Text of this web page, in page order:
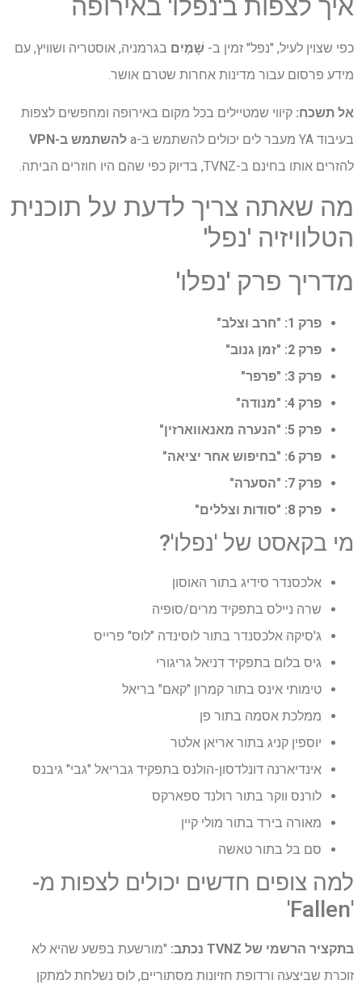
איך לצפות ב'נפלו' באירופה
כפי שצוין לעיל, "נפל" זמין ב- שָׁמַיִם בגרמניה, אוסטריה ושוויץ, עם
מידע פרסום עבור מדינות אחרות שטרם אושר.
אל תשכח: קיווי שמטיילים בכל מקום באירופה ומחפשים לצפות
בעיבוד YA מעבר לים יכולים להשתמש ב-a
להשתמש ב-VPN
להזרים אותו בחינם ב-TVNZ, בדיוק כפי שהם היו חוזרים הביתה.
מה שאתה צריך לדעת על תוכנית
הטלוויזיה 'נפל'
מדריך פרק 'נפלו'
פרק 1: "חרב וצלב"
פרק 2: "זמן גנוב"
פרק 3: "פרפר"
פרק 4: "מנודה"
פרק 5: "הנערה מאנאווארזין"
פרק 6: "בחיפוש אחר יציאה"
פרק 7: "הסערה"
פרק 8: "סודות וצללים"
מי בקאסט של 'נפלו'?
אלכסנדר סידיג בתור האוסון
שרה ניילס בתפקיד מרים/סופיה
ג'סיקה אלכסנדר בתור לוסינדה "לוס" פרייס
גיס בלום בתפקיד דניאל גריגורי
טימותי אינס בתור קמרון "קאם" בריאל
ממלכת אסמה בתור פן
יוספין קניג בתור אריאן אלטר
אינדיארנה דונלדסון-הולנס בתפקיד גבריאל "גבי" גיבנס
לורנס ווקר בתור רולנד ספארקס
מאורה בירד בתור מולי קיין
סם בל בתור טאשה
למה צופים חדשים יכולים לצפות מ-
'Fallen'
בתקציר הרשמי של TVNZ נכתב:
"מורשעת בפשע שהיא לא
זוכרת שביצעה ורדופת חזיונות מסתוריים, לוס נשלחת למתקן